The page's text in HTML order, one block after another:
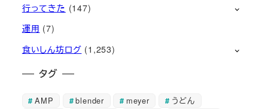
行ってきた (147)
運用 (7)
食いしん坊ログ (1,253)
タグ
AMP blender meyer
うどん